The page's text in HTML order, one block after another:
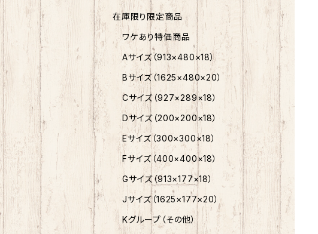
在庫限り限定商品
ワケあり特価商品
Aサイズ（913×480×18）
Bサイズ（1625×480×20）
Cサイズ（927×289×18）
Dサイズ（200×200×18）
Eサイズ（300×300×18）
Fサイズ（400×400×18）
Gサイズ（913×177×18）
Jサイズ（1625×177×20）
Kグループ（その他）